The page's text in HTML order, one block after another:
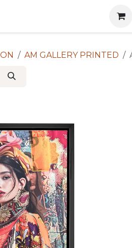
AM GALLERY PRINTED